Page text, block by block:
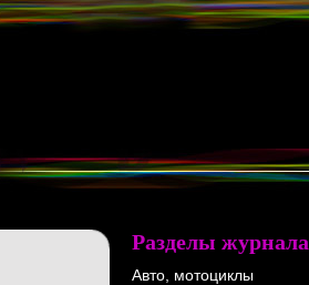
Разделы журнала
Авто, мотоциклы